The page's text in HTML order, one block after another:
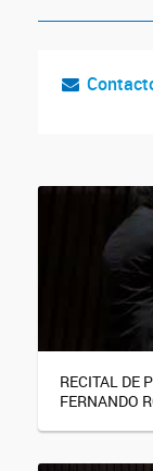
RECITAL DE
FERNANDO